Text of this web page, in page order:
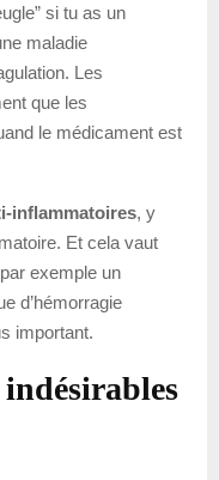
si tu as un
maladie
Les
que les
le médicament est
inflammatoires, y
Et cela vaut
exemple un
d’hémorragie
important.
indésirables